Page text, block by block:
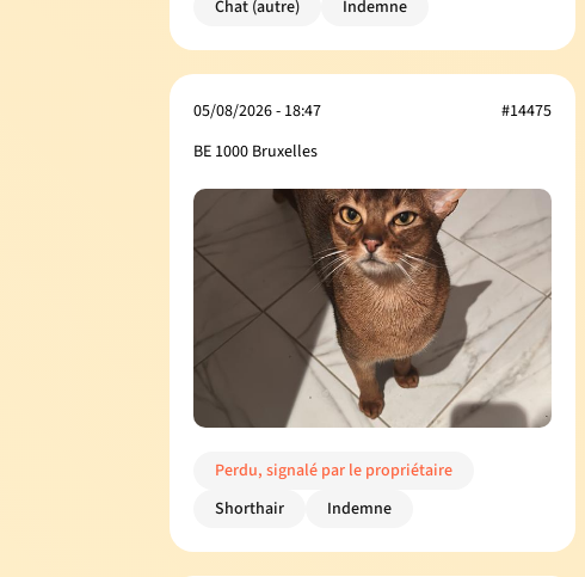
Chat (autre)
Indemne
05/08/2026 - 18:47
BE 1000 Bruxelles
#14475
Perdu, signalé par le propriétaire
Shorthair
Indemne